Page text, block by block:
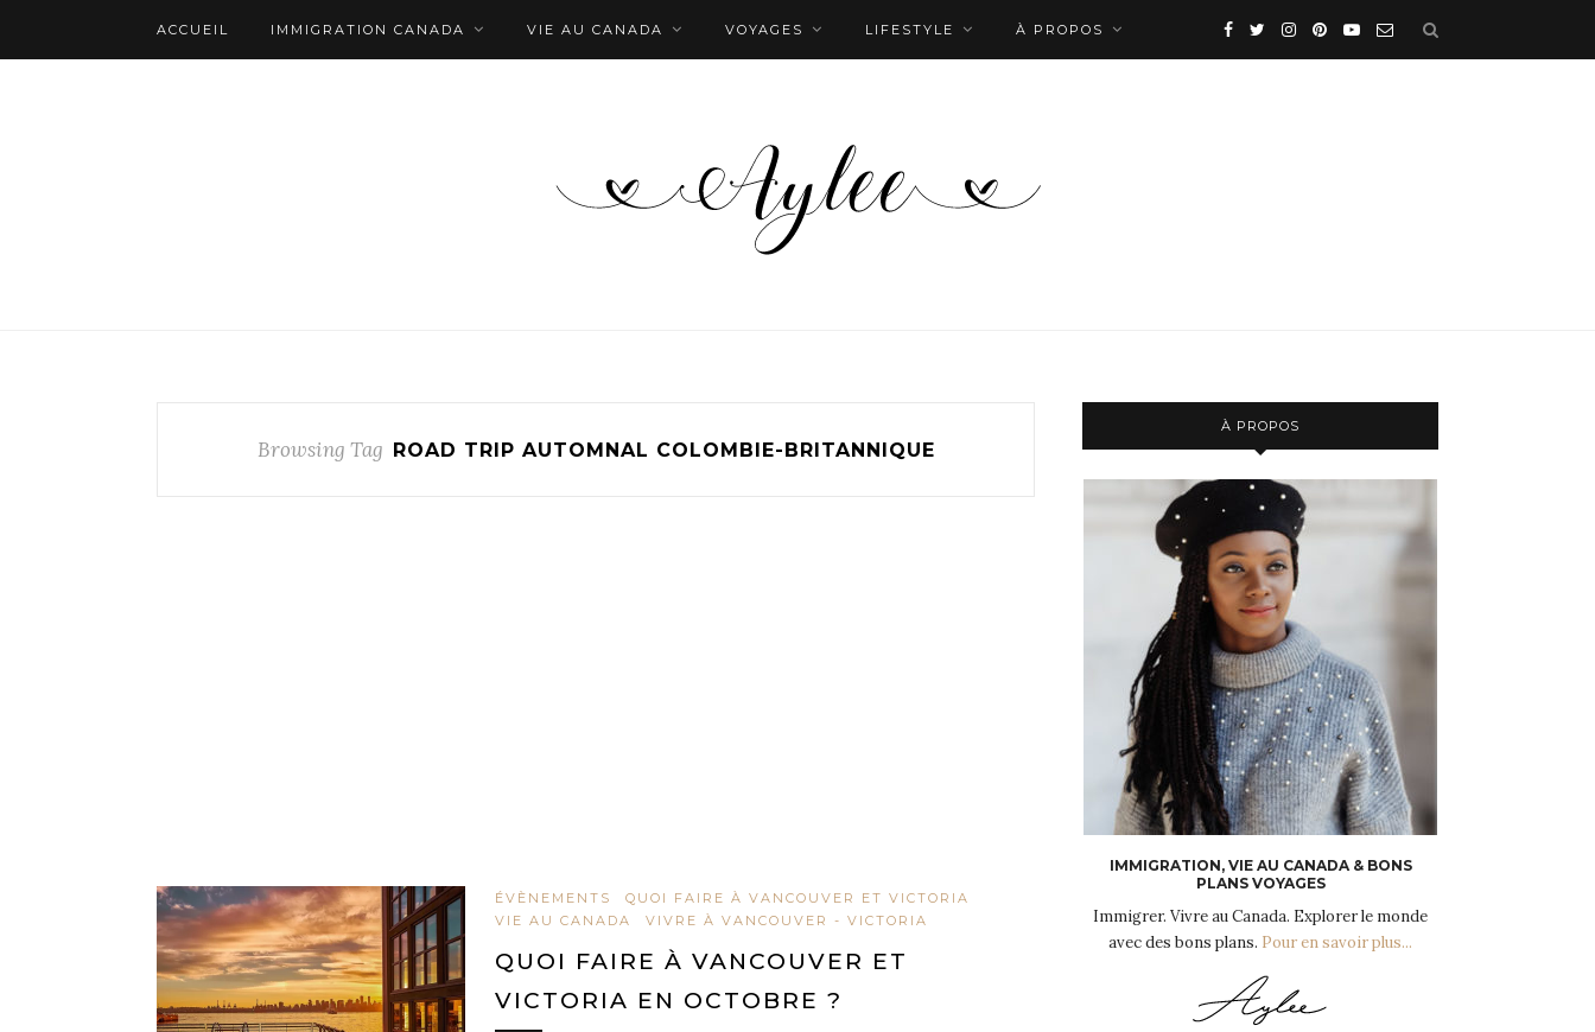
ACCUEIL IMMIGRATION CANADA VIE AU CANADA VOYAGES LIFESTYLE À PROPOS
Browsing Tag ROAD TRIP AUTOMNAL COLOMBIE-BRITANNIQUE
ÉVÈNEMENTS
QUOI FAIRE À VANCOUVER ET VICTORIA
VIE AU CANADA
VIVRE À VANCOUVER - VICTORIA
QUOI FAIRE À VANCOUVER ET
VICTORIA EN OCTOBRE ?
À PROPOS
IMMIGRATION, VIE AU CANADA & BONS
PLANS VOYAGES
Immigrer. Vivre au Canada. Explorer le monde
avec des bons plans. Pour en savoir plus...